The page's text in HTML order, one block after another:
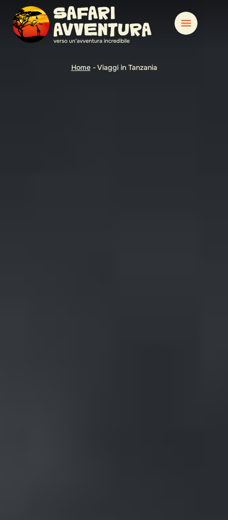
Home-Viaggi in Tanzania